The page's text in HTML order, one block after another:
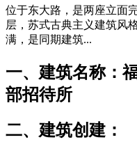
位于东大路，是两座立面
层，苏式古典主义建筑风
满，是同期建筑...
一、建筑名称：
部招待所
二、建筑创建：